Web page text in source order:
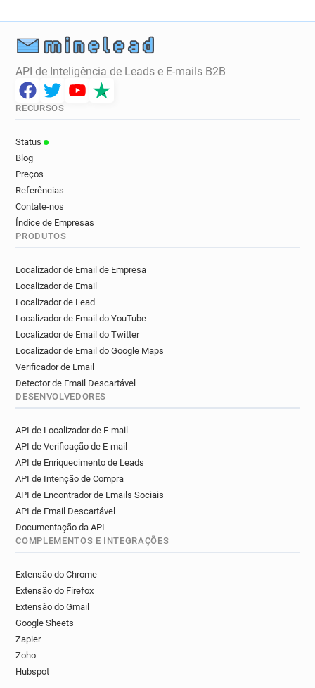
API de Inteligência de Leads e E-mails B2B
RECURSOS
Status
Blog
Preços
Referências
Contate-nos
Índice de Empresas
PRODUTOS
Localizador de Email de Empresa
Localizador de Email
Localizador de Lead
Localizador de Email do YouTube
Localizador de Email do Twitter
Localizador de Email do Google Maps
Verificador de Email
Detector de Email Descartável
DESENVOLVEDORES
API de Localizador de E-mail
API de Verificação de E-mail
API de Enriquecimento de Leads
API de Intenção de Compra
API de Encontrador de Emails Sociais
API de Email Descartável
Documentação da API
COMPLEMENTOS E INTEGRAÇÕES
Extensão do Chrome
Extensão do Firefox
Extensão do Gmail
Google Sheets
Zapier
Zoho
Hubspot